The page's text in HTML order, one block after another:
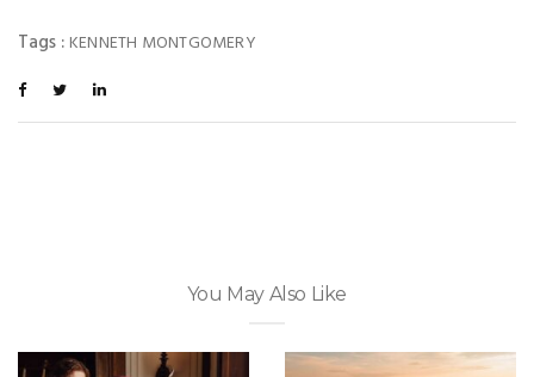
Tags : KENNETH MONTGOMERY
You May Also Like